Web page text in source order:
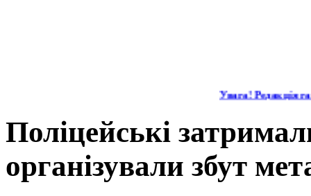
Увага! Редакція
Поліцейські
організували збут